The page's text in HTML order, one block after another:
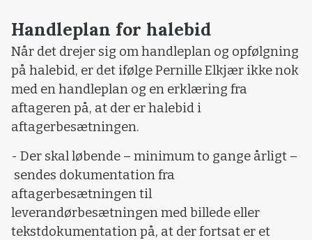
Handleplan for halebid
Når det drejer sig om handleplan og opfølgning
på halebid, er det ifølge Pernille Elkjær ikke nok
med en handleplan og en erklæring fra
aftageren på, at der er halebid i
aftagerbesætningen.
- Der skal løbende – minimum to gange årligt –
sendes dokumentation fra
aftagerbesætningen til
leverandørbesætningen med billede eller
tekstdokumentation på, at der fortsat er et